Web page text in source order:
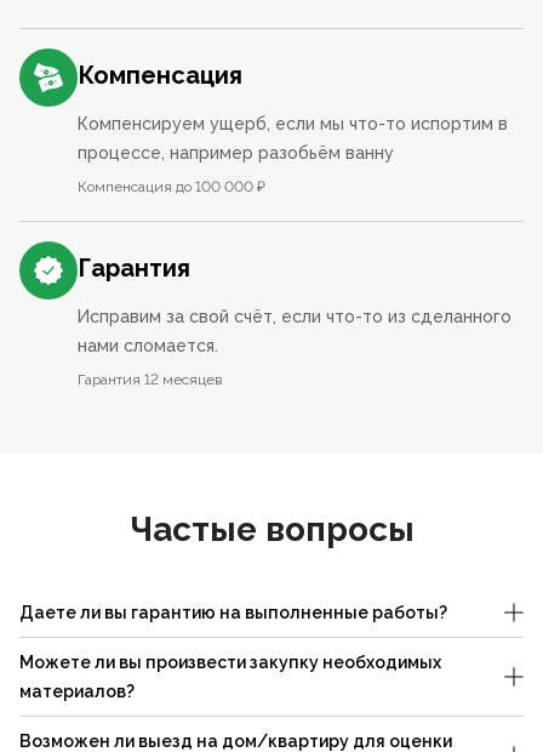
Компенсация
Компенсируем ущерб, если мы что-то испортим в
процессе, например разобьём ванну
Компенсация до 100 000 ₽
Гарантия
Исправим за свой счёт, если что-то из сделанного
нами сломается.
Гарантия 12 месяцев
Частые вопросы
Даете ли вы гарантию на выполненные работы?
Можете ли вы произвести закупку необходимых
материалов?
Возможен ли выезд на дом/квартиру для оценки